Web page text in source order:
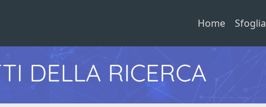
Home Sfoglia
DELLA RICERCA